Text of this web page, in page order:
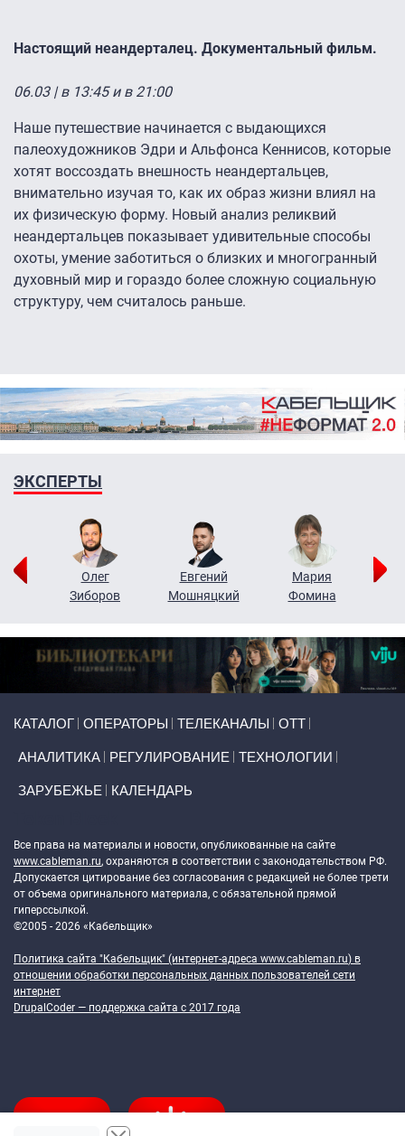
Настоящий неандерталец. Документальный фильм.
06.03 | в 13:45 и в 21:00
Наше путешествие начинается с выдающихся
палеохудожников Эдри и Альфонса Кеннисов, которые
хотят воссоздать внешность неандертальцев,
внимательно изучая то, как их образ жизни влиял на
их физическую форму. Новый анализ реликвий
неандертальцев показывает удивительные способы
охоты, умение заботиться о близких и многогранный
духовный мир и гораздо более сложную социальную
структуру, чем считалось раньше.
ЭКСПЕРТЫ
Олег
Зиборов
Евгений
Мошняцкий
Мария
Фомина
КАТАЛОГ ОПЕРАТОРЫ ТЕЛЕКАНАЛЫ ОТТ
АНАЛИТИКА РЕГУЛИРОВАНИЕ ТЕХНОЛОГИИ
ЗАРУБЕЖЬЕ КАЛЕНДАРЬ
Все права на материалы и новости, опубликованные на сайте
www.cableman.ru, охраняются в соответствии с законодательством РФ.
Допускается цитирование без согласования с редакцией не более трети
от объема оригинального материала, с обязательной прямой
гиперссылкой.
©2005 - 2026 «Кабельщик»
Политика сайта "Кабельщик" (интернет-адреса www.cableman.ru) в
отношении обработки персональных данных пользователей сети
интернет
DrupalCoder — поддержка сайта c 2017 года